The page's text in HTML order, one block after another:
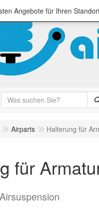
Airparts Halterung für
für
Angebote für Ihren